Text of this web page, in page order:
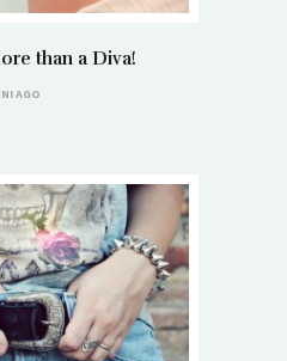
than a Diva!
AGO